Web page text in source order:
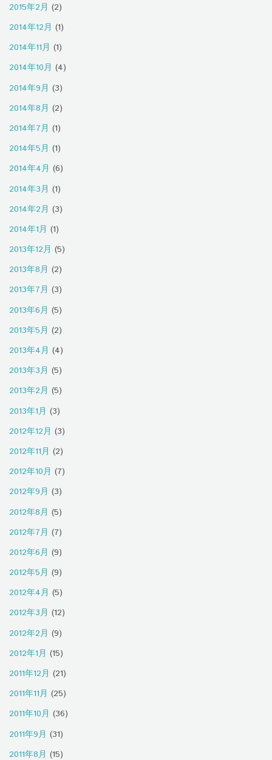
2015年2月 (2)
2014年12月 (1)
2014年11月 (1)
2014年10月 (4)
2014年9月 (3)
2014年8月 (2)
2014年7月 (1)
2014年5月 (1)
2014年4月 (6)
2014年3月 (1)
2014年2月 (3)
2014年1月 (1)
2013年12月 (5)
2013年8月 (2)
2013年7月 (3)
2013年6月 (5)
2013年5月 (2)
2013年4月 (4)
2013年3月 (5)
2013年2月 (5)
2013年1月 (3)
2012年12月 (3)
2012年11月 (2)
2012年10月 (7)
2012年9月 (3)
2012年8月 (5)
2012年7月 (7)
2012年6月 (9)
2012年5月 (9)
2012年4月 (5)
2012年3月 (12)
2012年2月 (9)
2012年1月 (15)
2011年12月 (21)
2011年11月 (25)
2011年10月 (36)
2011年9月 (31)
2011年8月 (15)